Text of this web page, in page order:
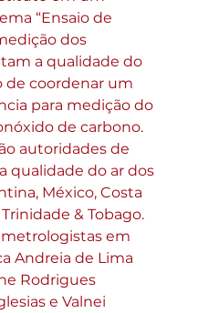
“Ensaio de
dos
a qualidade do
de coordenar um
para medição do
de carbono.
autoridades de
qualidade do ar dos
México, Costa
& Tobago.
em
Andreia de Lima
Rodrigues
e Valnei